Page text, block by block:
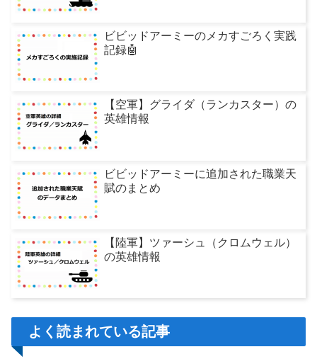
ビビッドアーミーのメカすごろく実践
記録🤖
【空軍】グライダ（ランカスター）の
英雄情報
ビビッドアーミーに追加された職業天
賦のまとめ
【陸軍】ツァーシュ（クロムウェル）
の英雄情報
よく読まれている記事